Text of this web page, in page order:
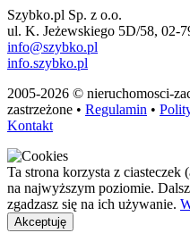
Szybko.pl Sp. z o.o.
ul. K. Jeżewskiego 5D/58, 02-
info@szybko.pl
info.szybko.pl
2005-2026 © nieruchomosci-
zastrzeżone • Regulamin •
Kontakt
Ta strona korzysta z ciasteczek
na najwyższym poziomie.
zgadzasz się na ich używanie.
Akceptuję